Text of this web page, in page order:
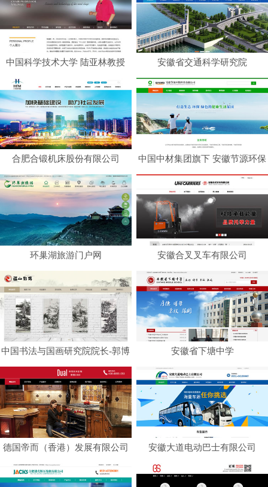
中国科学技术大学 陆亚林教授 安徽省交通科学研究院
合肥合锻机床股份有限公司
中国中材集团旗下 安徽节源环保
科技有限公司
环巢湖旅游门户网 安徽合叉叉车有限公司
中国书法与国画研究院院长-郭博
画家
安徽省下塘中学
德国帝而（香港）发展有限公司 安徽大道电动巴士有限公司